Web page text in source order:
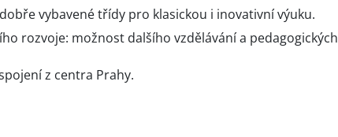
vybavené třídy pro klasickou i inovativní výuku.
rozvoje: možnost dalšího vzdělávání a pedagogických
z centra Prahy.